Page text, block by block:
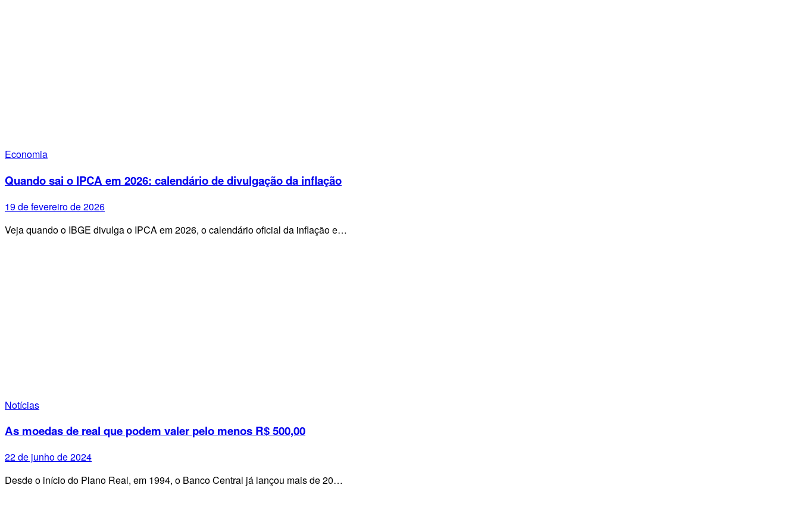
Economia
Quando sai o IPCA em 2026: calendário de divulgação da inflação
19 de fevereiro de 2026
Veja quando o IBGE divulga o IPCA em 2026, o calendário oficial da inflação e…
Notícias
As moedas de real que podem valer pelo menos R$ 500,00
22 de junho de 2024
Desde o início do Plano Real, em 1994, o Banco Central já lançou mais de 20…